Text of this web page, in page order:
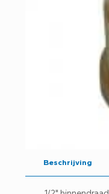
Beschrijving